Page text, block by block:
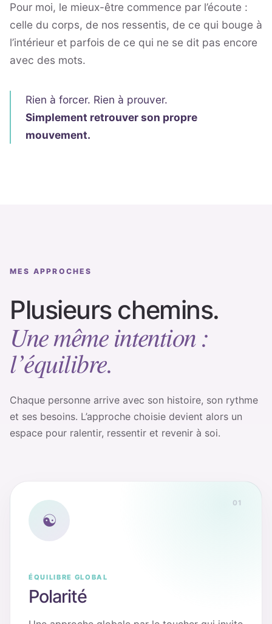
Pour moi, le mieux-être commence par l’écoute :
celle du corps, de nos ressentis, de ce qui bouge à
l’intérieur et parfois de ce qui ne se dit pas encore
avec des mots.
Rien à forcer. Rien à prouver.
Simplement retrouver son propre
mouvement.
MES APPROCHES
Plusieurs chemins.
Une même intention :
l’équilibre.
Chaque personne arrive avec son histoire, son rythme
et ses besoins. L’approche choisie devient alors un
espace pour ralentir, ressentir et revenir à soi.
01
☯
ÉQUILIBRE GLOBAL
Polarité